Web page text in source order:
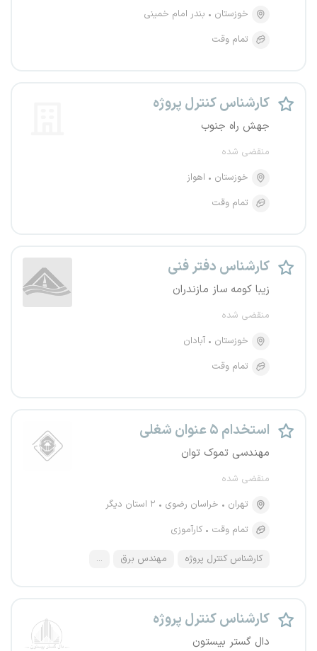
خوزستان
بندر امام خمینی
تمام وقت
کارشناس کنترل پروژه
جهش راه جنوب
منقضی شده
خوزستان
اهواز
تمام وقت
کارشناس دفتر فنی
زیبا کومه ساز مازندران
منقضی شده
خوزستان
آبادان
تمام وقت
استخدام ۵ عنوان شغلی
مهندسی تموک توان
منقضی شده
تهران
خراسان رضوی
۲ استان دیگر
تمام وقت
کارآموزی
کارشناس کنترل پروژه مهندس برق ...
کارشناس کنترل پروژه
دال گستر بیستون